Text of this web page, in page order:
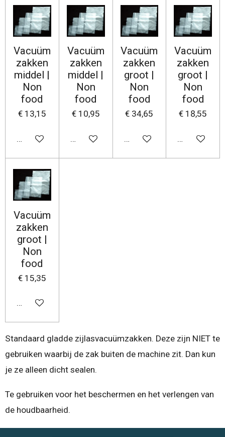
Vacuüm
zakken
middel |
Non
food
€ 13,15
In winkelwagen
Vacuüm
zakken
middel |
Non
food
€ 10,95
In winkelwagen
Vacuüm
zakken
groot |
Non
food
€ 34,65
In winkelwagen
Vacuüm
zakken
groot |
Non
food
€ 18,55
In
Vacuüm
zakken
groot |
Non
food
€ 15,35
In winkelwagen
Standaard gladde zijlasvacuümzakken. Deze zijn NIET te
gebruiken waarbij de zak buiten de machine zit. Dan kun
je ze alleen dicht sealen.
Te gebruiken voor het beschermen en het verlengen van
de houdbaarheid.